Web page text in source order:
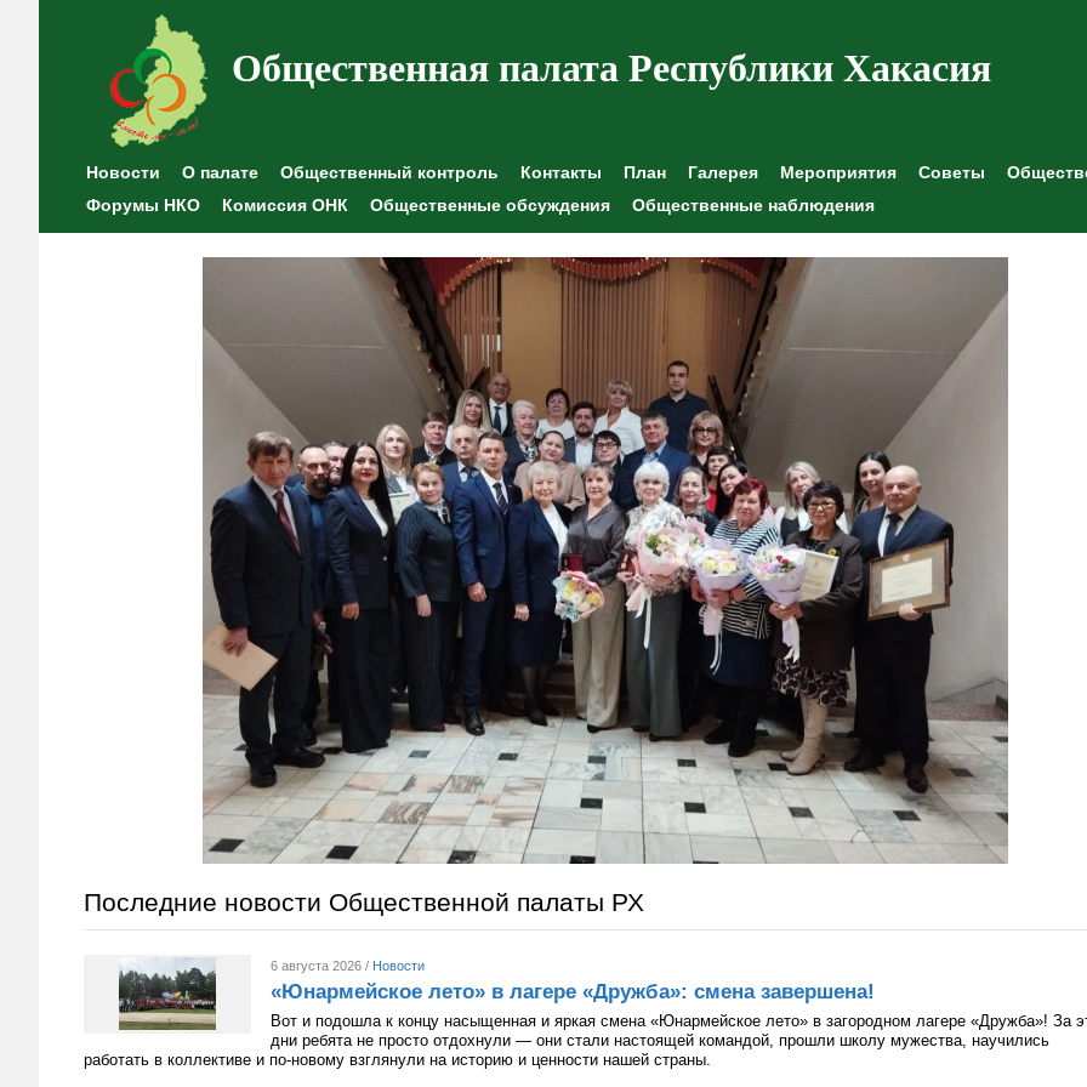
Общественная палата Республики Хакасия
Новости О палате Общественный контроль Контакты План Галерея Мероприятия Советы
Форумы НКО
Комиссия ОНК Общественные обсуждения Общественные наблюдения
Последние новости Общественной палаты РХ
6 августа 2026 / Новости
«Юнармейское лето» в лагере «Дружба»: смена завершена!
Вот и подошла к концу насыщенная и яркая смена «Юнармейское лето» в загородном лагере «Дружба»! За
дни ребята не просто отдохнули — они стали настоящей командой, прошли школу мужества, научились
работать в коллективе и по-новому взглянули на историю и ценности нашей страны.